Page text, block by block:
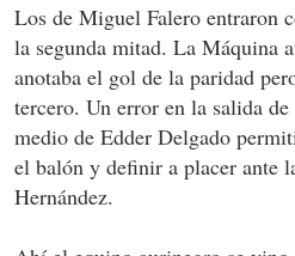
Los de Miguel Falero entraron
la segunda mitad. La Máquina
anotaba el gol de la paridad
tercero. Un error en la salida
medio de Edder Delgado
el balón y definir a placer ante
Hernández.